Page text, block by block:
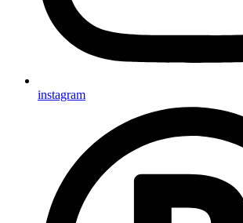
instagram